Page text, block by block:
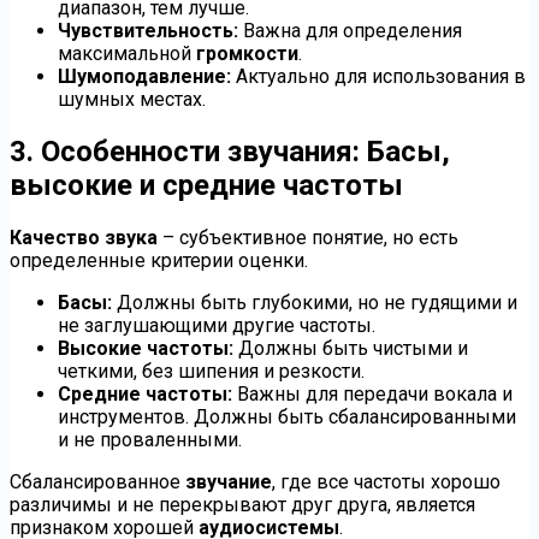
диапазон, тем лучше.
Чувствительность: Важна для определения
максимальной громкости.
Шумоподавление: Актуально для использования в
шумных местах.
3. Особенности звучания: Басы,
высокие и средние частоты
Качество звука – субъективное понятие, но есть
определенные критерии оценки.
Басы: Должны быть глубокими, но не гудящими и
не заглушающими другие частоты.
Высокие частоты: Должны быть чистыми и
четкими, без шипения и резкости.
Средние частоты: Важны для передачи вокала и
инструментов. Должны быть сбалансированными
и не проваленными.
Сбалансированное звучание, где все частоты хорошо
различимы и не перекрывают друг друга, является
признаком хорошей аудиосистемы.